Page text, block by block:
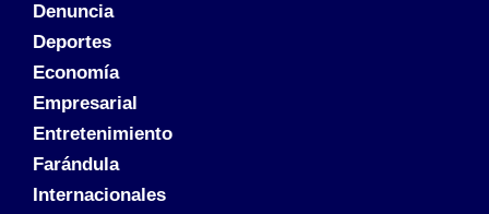
Denuncia
Deportes
Economía
Empresarial
Entretenimiento
Farándula
Internacionales